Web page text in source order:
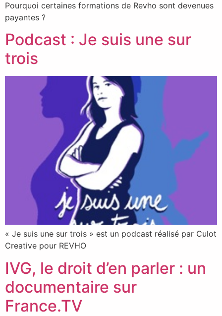
Pourquoi certaines formations de Revho sont devenues
payantes ?
Podcast : Je suis une sur
trois
« Je suis une sur trois » est un podcast réalisé par Culot
Creative pour REVHO
IVG, le droit d’en parler : un
documentaire sur
France.TV